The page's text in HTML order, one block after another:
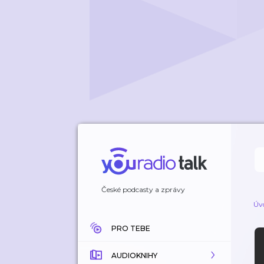
České podcasty a zprávy
PRO TEBE
AUDIOKNIHY